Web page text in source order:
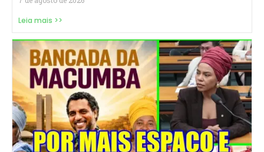
Leia mais >>